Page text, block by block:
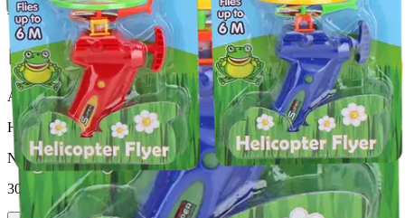
Alennettu hinta 1,96 €
Asiakasomistajahinta
Hinta ilman S-Etukorttia: 2,30 €
Normaalihinta:4,95 € -53%
30 pv alin hinta: 4,95 €